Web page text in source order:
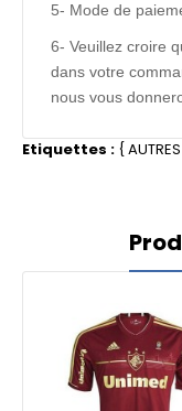
5- Mode de
6- Veuillez croire
dans votre
nous vous
Etiquettes : {